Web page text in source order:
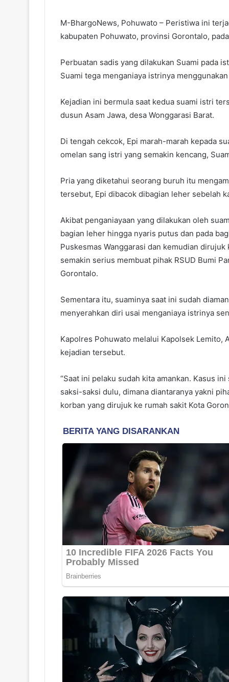
M-BhargoNews, Pohuwato – Peristiwa ini
kabupaten Pohuwato, provinsi Gorontalo,
Perbuatan sadis yang dilakukan Suami pada
Suami tega menganiaya istrinya
Kejadian ini bermula saat kedua suami istri
dusun Asam Jawa, desa Wonggarasi Barat.
Di tengah cekcok, Epi marah-marah kepada
omelan sang istri yang semakin kencang,
Pria yang diketahui seorang buruh itu
tersebut, Epi dibacok dibagian leher sebelah
Akibat penganiayaan yang dilakukan oleh
bagian leher hingga nyaris putus dan pada
Puskesmas Wanggarasi dan kemudian
semakin serius membuat pihak RSUD Bumi
Gorontalo.
Sementara itu, suaminya saat ini sudah
menyerahkan diri usai menganiaya istrinya
Kapolres Pohuwato melalui Kapolsek Lemito,
kejadian tersebut.
“Saat ini pelaku sudah kita amankan. Kasus
saksi-saksi dulu, dimana diantaranya yakni
korban yang dirujuk ke rumah sakit Kota